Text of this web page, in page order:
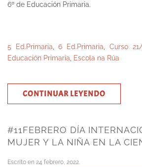
6º de Educación Primaria.
5 Ed.Primaria ,6 Ed.Primaria Curso
Educación Primaria
Escola na Rúa
CONTINUAR LEYENDO
#11FEBRERO DÍA
MUJER Y LA NIÑA EN LA
Escrito en 24 febrero, 2022.